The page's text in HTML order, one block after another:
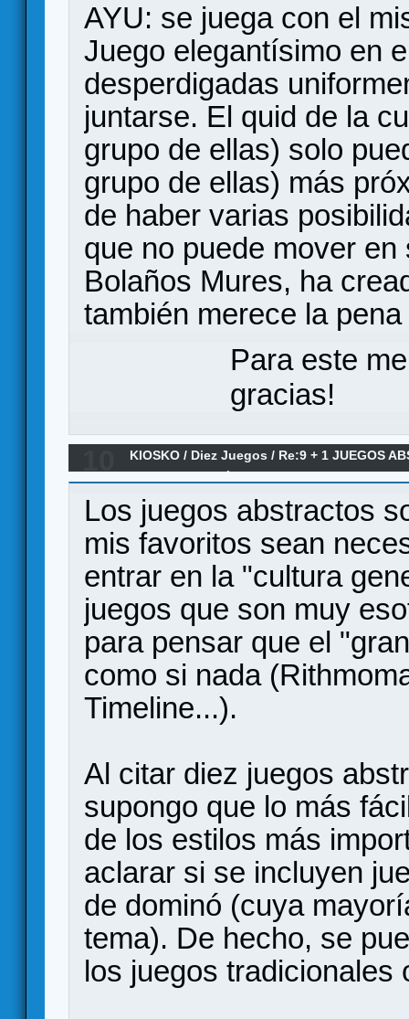
AYU: se juega con el
Juego elegantísimo en
desperdigadas
juntarse. El quid de la
grupo de ellas) solo
grupo de ellas) más
de haber varias
que no puede mover
Bolaños Mures, ha
también merece la
Para este
gracias!
KIOSKO / Diez Juegos / Re:9 + 1 JUEGOS
Los juegos abstractos
mis favoritos sean
entrar en la "cultura
juegos que son muy
para pensar que el
como si nada
Timeline...).
Al citar diez juegos
supongo que lo más
de los estilos más
aclarar si se incluyen
de dominó (cuya
tema). De hecho, se
los juegos tradicionales